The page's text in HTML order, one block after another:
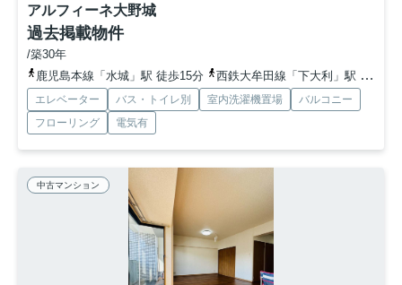
アルフィーネ大野城
過去掲載物件
/築30年
鹿児島本線「水城」駅 徒歩15分
西鉄大牟田線「下大利」駅 徒歩19分
エレベーター バス・トイレ別 室内洗濯機置場
バルコニー
フローリング
電気有
中古マンション